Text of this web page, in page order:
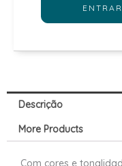
Descrição
More Products
Com cores e